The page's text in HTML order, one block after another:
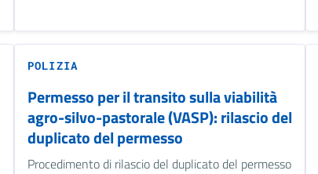
POLIZIA
Permesso per il transito sulla viabilità
agro-silvo-pastorale (VASP): rilascio del
duplicato del permesso
Procedimento di rilascio del duplicato del permesso